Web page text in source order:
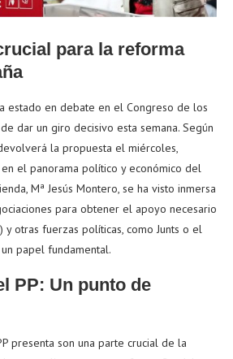
para la reforma
estado en debate en el Congreso de los
dar un giro decisivo esta semana. Según
la propuesta el miércoles,
el panorama político y económico del
Mª Jesús Montero, se ha visto inmersa
para obtener el apoyo necesario
y otras fuerzas políticas, como Junts o el
papel fundamental.
PP: Un punto de
presenta son una parte crucial de la